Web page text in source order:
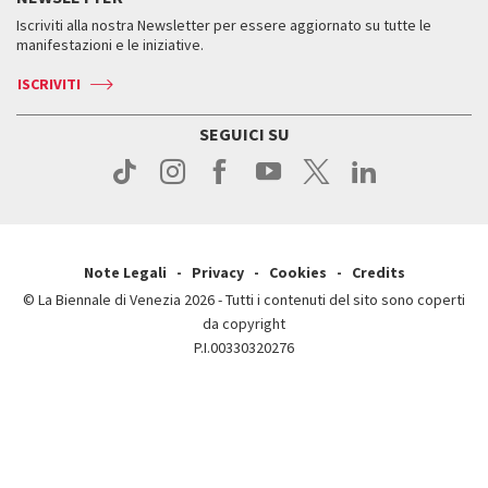
Come raggiungerci
Contatti
Press
Biglietti
Servizi al pubblico
Come raggiungerci
Contatti
Orari e sedi
Iscriviti alla nostra Newsletter per essere aggiornato su tutte le
manifestazioni e le iniziative.
ISCRIVITI
SEGUICI SU
Note Legali Privacy Cookies
Credits
© La Biennale di Venezia 2026 - Tutti i contenuti del sito sono coperti
da copyright
P.I.00330320276